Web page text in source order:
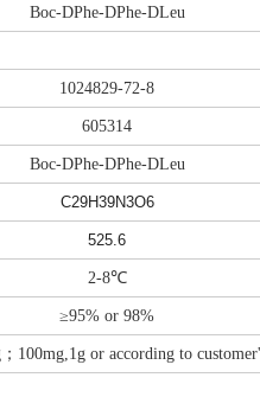
Boc-DPhe-DPhe-DLeu
1024829-72-8
605314
Boc-DPhe-DPhe-DLeu
C29H39N3O6
525.6
2-8℃
≥95% or 98%
100mg,1g or according to